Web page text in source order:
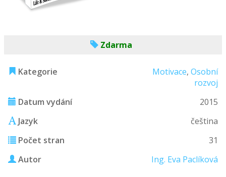
Zdarma
Kategorie Motivace, Osobní
rozvoj
Datum vydání
2015
Jazyk
čeština
Počet stran
31
Autor
Ing. Eva Paclíková